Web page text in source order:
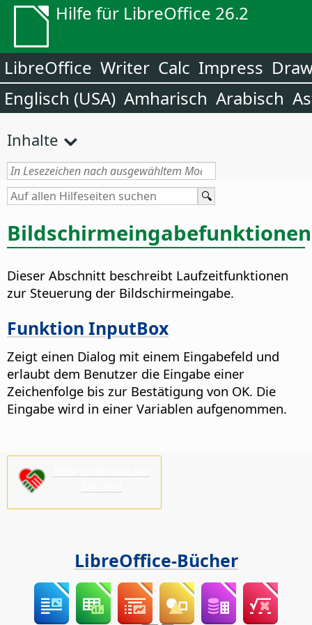
Hilfe für LibreOffice 26.2
LibreOffice Writer Calc Impress
Englisch (USA) Amharisch Arabisch
Inhalte
Bildschirmeingabefunktionen
Dieser Abschnitt beschreibt Laufzeitfunktionen
zur Steuerung der Bildschirmeingabe.
Funktion InputBox
Zeigt einen Dialog mit einem Eingabefeld und
erlaubt dem Benutzer die Eingabe einer
Zeichenfolge bis zur Bestätigung von OK. Die
Eingabe wird in einer Variablen aufgenommen.
LibreOffice-Bücher